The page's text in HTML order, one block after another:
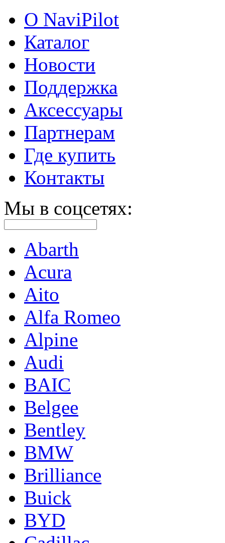
О NaviPilot
Каталог
Новости
Поддержка
Аксессуары
Партнерам
Где купить
Контакты
Мы в соцсетях:
Abarth
Acura
Aito
Alfa Romeo
Alpine
Audi
BAIC
Belgee
Bentley
BMW
Brilliance
Buick
BYD